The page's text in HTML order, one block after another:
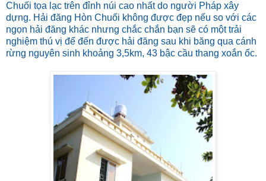
Chuối tọa lạc trên đỉnh núi cao nhất do người Pháp xây
dựng. Hải đăng Hòn Chuối không được đẹp nếu so với các
ngọn hải đăng khác nhưng chắc chắn bạn sẽ có một trải
nghiệm thú vị để đến được hải đăng sau khi băng qua cánh
rừng nguyên sinh khoảng 3,5km, 43 bậc cầu thang xoắn ốc.